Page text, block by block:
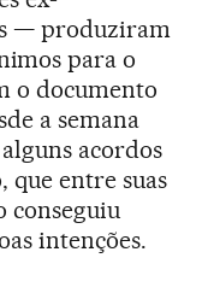
— produziram
para o
o documento
a semana
acordos
que entre suas
conseguiu
intenções.